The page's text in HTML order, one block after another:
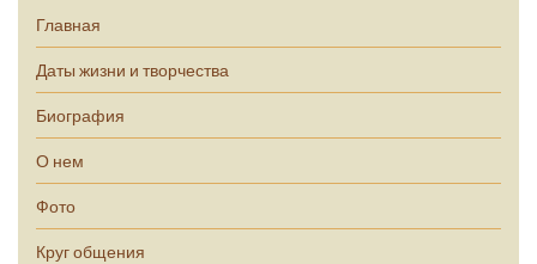
Главная
Даты жизни и творчества
Биография
О нем
Фото
Круг общения